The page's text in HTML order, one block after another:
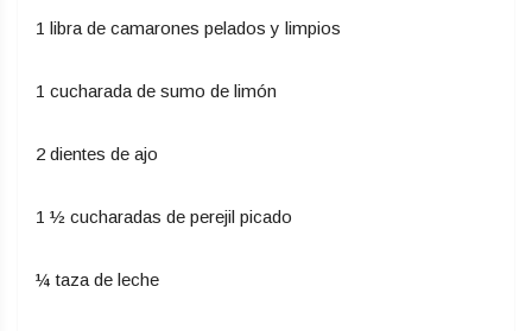
1 libra de camarones pelados y limpios
1 cucharada de sumo de limón
2 dientes de ajo
1 ½ cucharadas de perejil picado
¼ taza de leche